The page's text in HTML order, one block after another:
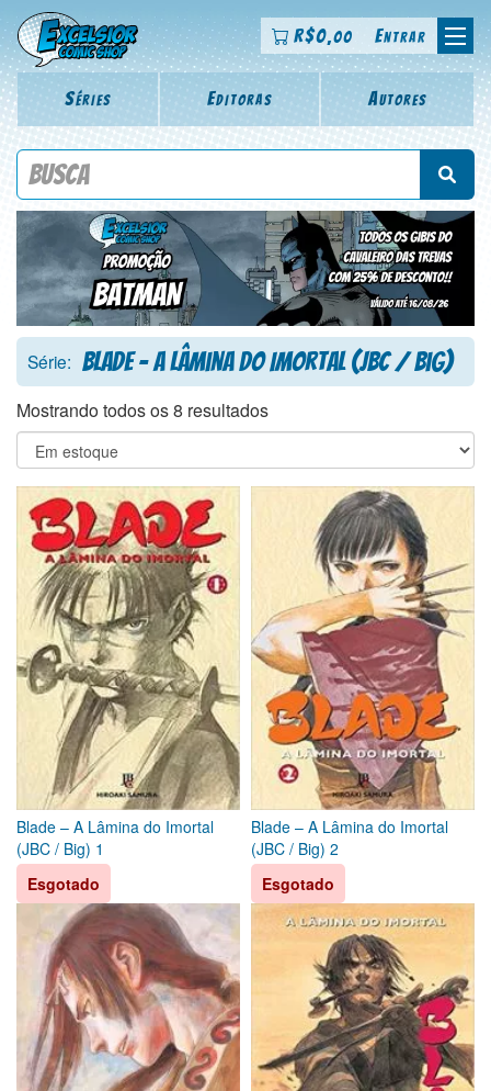
R$0,00 Entrar
Séries Editoras Autores
Procure por título da revista, personagem, série, escritor,
Série: Blade - A Lâmina do Imortal (JBC / Big)
Mostrando todos os 8 resultados
Blade – A Lâmina do Imortal
(JBC / Big) 1
Esgotado
Blade – A Lâmina do Imortal
(JBC / Big) 2
Esgotado